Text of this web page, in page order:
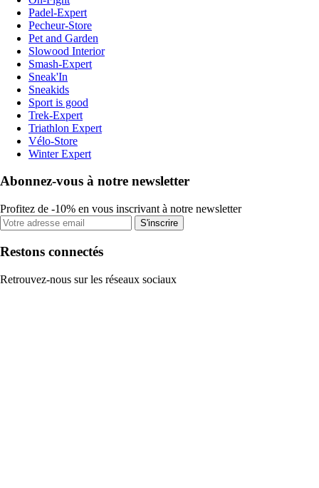
Padel-Expert
Pecheur-Store
Pet and Garden
Slowood Interior
Smash-Expert
Sneak'In
Sneakids
Sport is good
Trek-Expert
Triathlon Expert
Vélo-Store
Winter Expert
Abonnez-vous à notre newsletter
Profitez de -10% en vous inscrivant à notre newsletter
S'inscrire
Restons connectés
Retrouvez-nous sur les réseaux sociaux